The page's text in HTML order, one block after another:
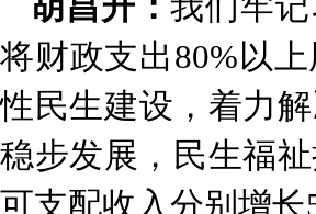
胡昌升：我们牢
将财政支出80%以
性民生建设，着力
稳步发展，民生福
可支配收入分别增